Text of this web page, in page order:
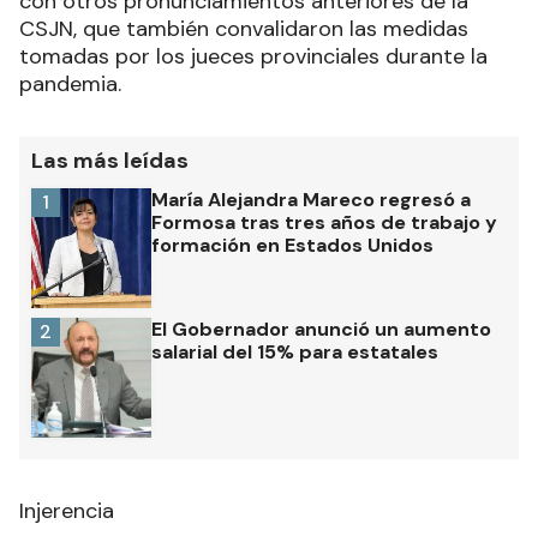
CSJN, que también convalidaron las medidas
tomadas por los jueces provinciales durante la
pandemia.
Las más leídas
María Alejandra Mareco regresó a
Formosa tras tres años de trabajo y
formación en Estados Unidos
1
El Gobernador anunció un aumento
salarial del 15% para estatales
2
Injerencia